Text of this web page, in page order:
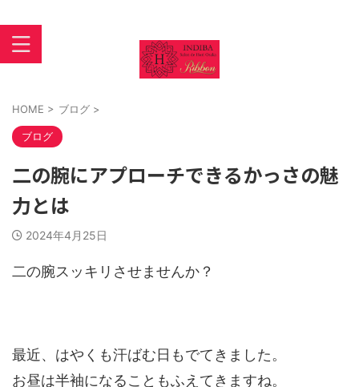
HOME > ブログ >
ブログ
二の腕にアプローチできるかっさの魅
力とは
2024年4月25日
二の腕スッキリさせませんか？
最近、はやくも汗ばむ日もでてきました。
お昼は半袖になることもふえてきますね。